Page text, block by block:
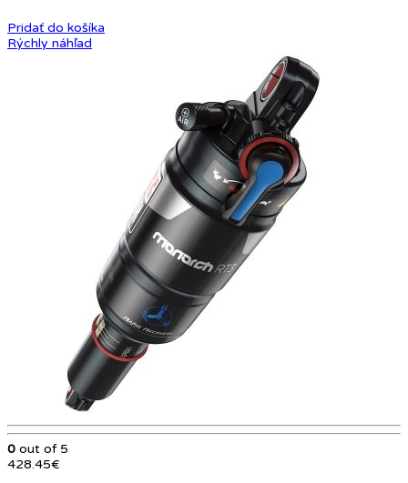
Pridať do košíka
Rýchly náhľad
0 out of 5
428.45€